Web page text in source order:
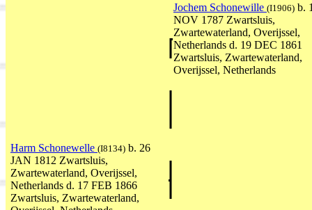
Jochem Schonewille (I1906) b.
NOV 1787 Zwartsluis,
Zwartewaterland, Overijssel,
Netherlands d. 19 DEC 1861
Zwartsluis, Zwartewaterland,
Overijssel, Netherlands
Harm Schonewelle (I8134) b. 26
JAN 1812 Zwartsluis,
Zwartewaterland, Overijssel,
Netherlands d. 17 FEB 1866
Zwartsluis, Zwartewaterland,